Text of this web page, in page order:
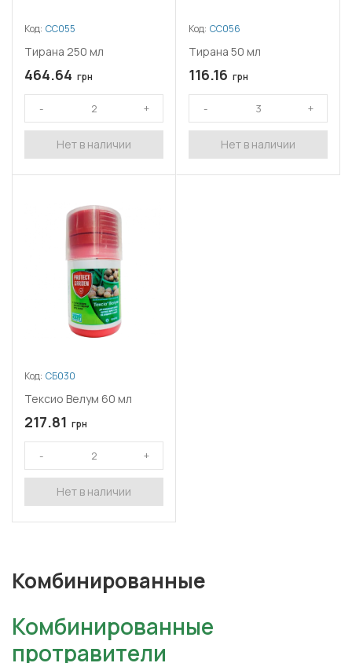
Код: СС055
Тирана 250 мл
464.64 грн
Нет в наличии
Код: СС056
Тирана 50 мл
116.16 грн
Нет в наличии
Код: СБ030
Тексио Велум 60 мл
217.81 грн
Нет в наличии
Комбинированные
Комбинированные
протравители